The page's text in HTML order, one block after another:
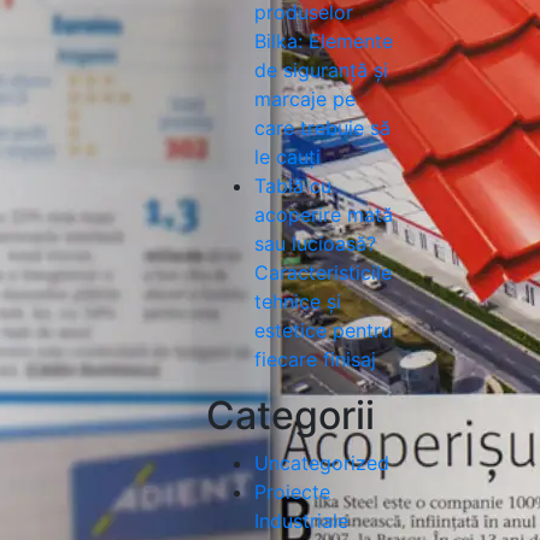
produselor
Bilka: Elemente
de siguranță și
marcaje pe
care trebuie să
le cauți
Tablă cu
acoperire mată
sau lucioasă?
Caracteristicile
tehnice și
estetice pentru
fiecare finisaj
Categorii
Uncategorized
Proiecte
Industriale